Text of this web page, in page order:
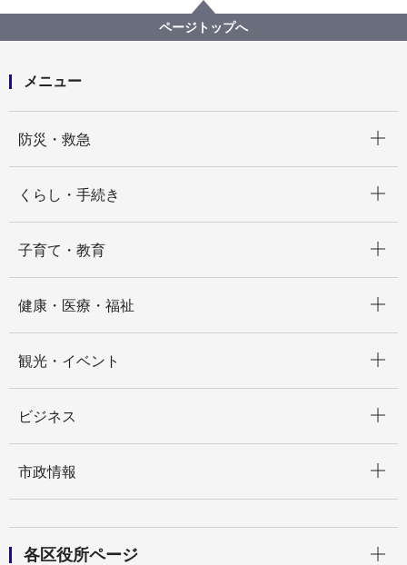
【入札結果掲載】行政情報ネットワーク機器更新等業
務委託
ページトップへ
メニュー
防災・救急
くらし・手続き
子育て・教育
健康・医療・福祉
観光・イベント
ビジネス
市政情報
各区役所ページ